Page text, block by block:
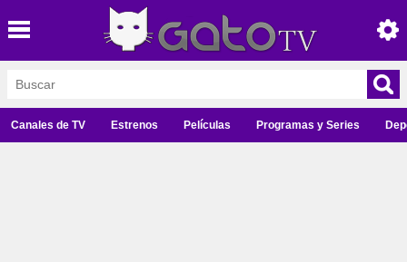
Canales de TV Estrenos Películas Programas y Series